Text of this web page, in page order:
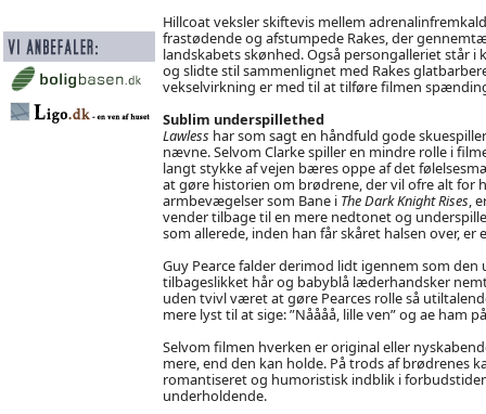
Hillcoat veksler skiftevis mellem
frastødende og afstumpede Rakes, der
landskabets skønhed. Også persongalleriet står
og slidte stil sammenlignet med Rakes
vekselvirkning er med til at tilføre filmen
Sublim underspillethed
Lawless har som sagt en håndfuld gode
nævne. Selvom Clarke spiller en mindre rolle i
langt stykke af vejen bæres oppe af det
at gøre historien om brødrene, der vil ofre alt for
armbevægelser som Bane i The Dark Knight Rises,
vender tilbage til en mere nedtonet og
som allerede, inden han får skåret halsen over, er
Guy Pearce falder derimod lidt igennem som
tilbageslikket hår og babyblå læderhandsker
uden tvivl været at gøre Pearces rolle så
mere lyst til at sige: ”Nåååå, lille ven” og ae ham
Selvom filmen hverken er original eller
mere, end den kan holde. På trods af brødrenes
romantiseret og humoristisk indblik i
underholdende.